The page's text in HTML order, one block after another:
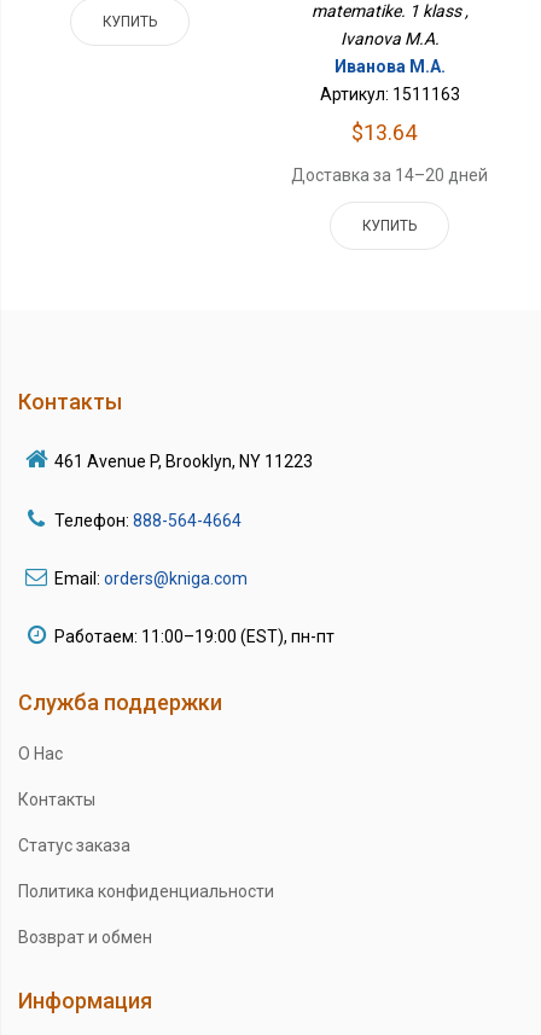
КУПИТЬ
matematike. 1 klass ,
Ivanova M.A.
Иванова М.А.
Артикул: 1511163
$13.64
Доставка за 14–20 дней
КУПИТЬ
Контакты
461 Avenue P, Brooklyn, NY 11223
Телефон: 888-564-4664
Email: orders@kniga.com
Работаем: 11:00–19:00 (EST), пн-пт
Служба поддержки
О Нас
Контакты
Статус заказа
Политика конфиденциальности
Возврат и обмен
Информация